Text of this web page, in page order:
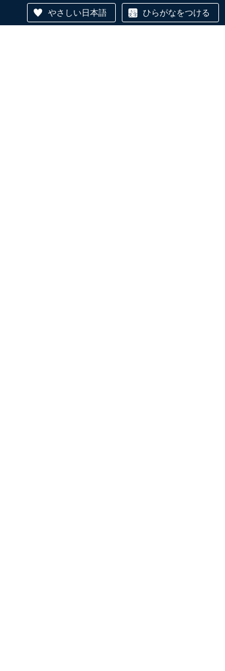
やさしい日本語 ひらがなをつける